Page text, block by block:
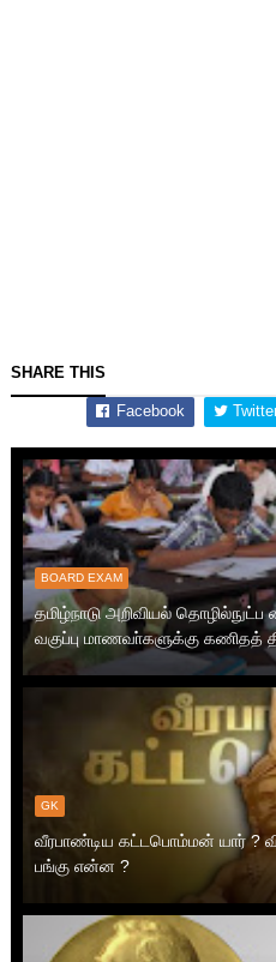
SHARE THIS
Facebook
BOARD EXAM
தமிழ்நாடு அறிவியல்
வகுப்பு மாணவா்களுக்கு கணிதத்
GK
வீரபாண்டிய கட்டபொம்மன் யார் ?
பங்கு என்ன ?